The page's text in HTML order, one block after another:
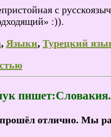
с
:)).
, Языки, Турецкий
отлично. Мы